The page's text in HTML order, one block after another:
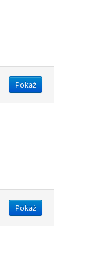
Pokaż
Pokaż